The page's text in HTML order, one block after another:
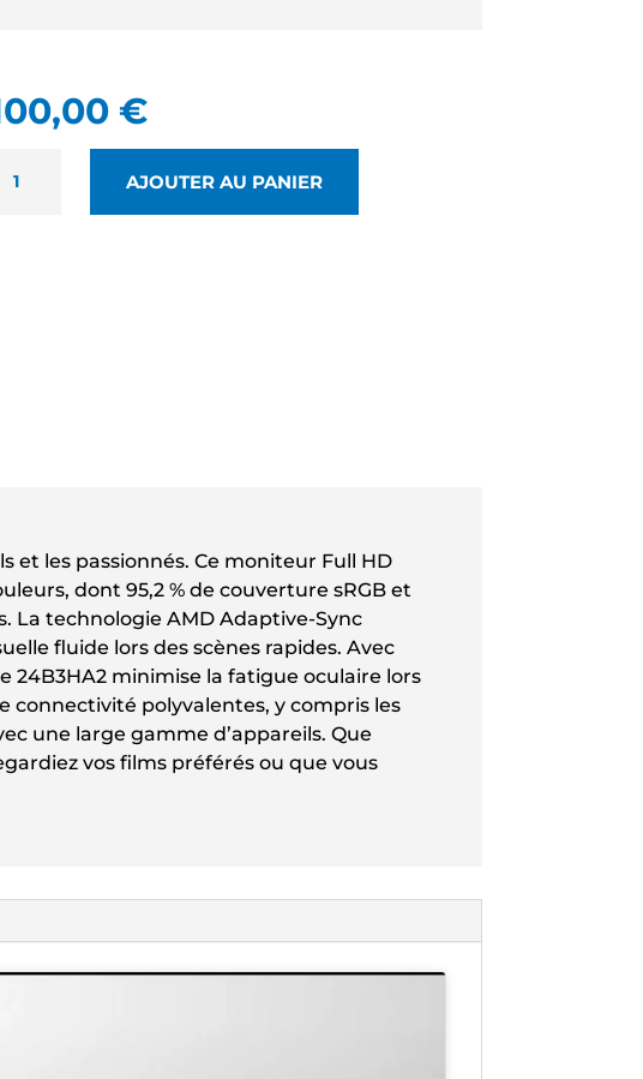
€
AJOUTER AU PANIER
et les passionnés. Ce moniteur Full HD
dont 95,2 % de couverture sRGB et
La technologie AMD Adaptive-Sync
fluide lors des scènes rapides. Avec
24B3HA2 minimise la fatigue oculaire lors
connectivité polyvalentes, y compris les
une large gamme d’appareils. Que
vos films préférés ou que vous